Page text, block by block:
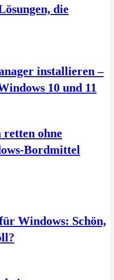
die
installieren –
10 und 11
retten ohne
Bordmittel
Windows: Schön,